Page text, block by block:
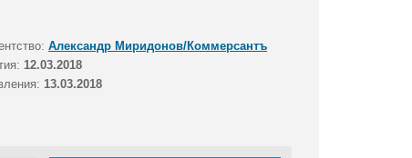
Александр Миридонов/Коммерсантъ
12.03.2018
13.03.2018